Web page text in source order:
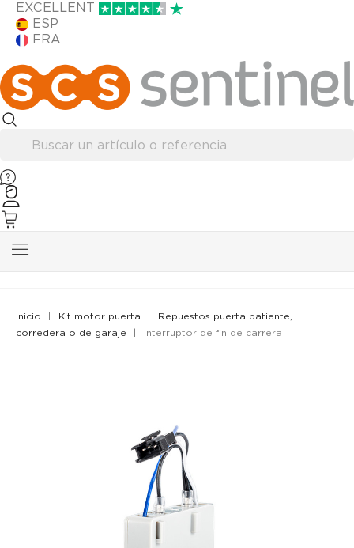
EXCELLENT
ESP
FRA
Inicio Kit motor puerta
Repuestos puerta batiente,
corredera o de garaje
Interruptor de fin de carrera